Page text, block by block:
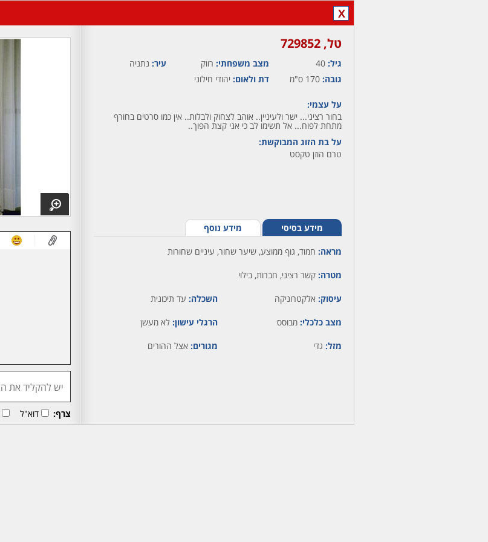
X
טל,‏ 729852
גיל: 40 מצב משפחתי: רווק עיר: נתניה
גובה: 170 ס"מ דת ולאום: יהודי חילוני
על עצמי:
בחור רציני... ישר ולעיניין.. אוהב לצחוק ולבלות.. אין כמו סרטים בחורף
מתחת לפוח... אל תשימו לב כי אני קצת הפוך..
על בת הזוג המבוקשת:
טרם הוזן טקסט
מידע בסיסי מידע נוסף
מראה: חמוד, גוף ממוצע, שיער שחור, עיניים שחורות
מטרה: קשר רציני, חברות, בילוי
עיסוק: אלקטרוניקה השכלה: עד תיכונית
מצב כלכלי: מבוסס הרגלי עישון: לא מעשן
מזל: גדי מגורים: אצל ההורים
צרף: דוא"ל